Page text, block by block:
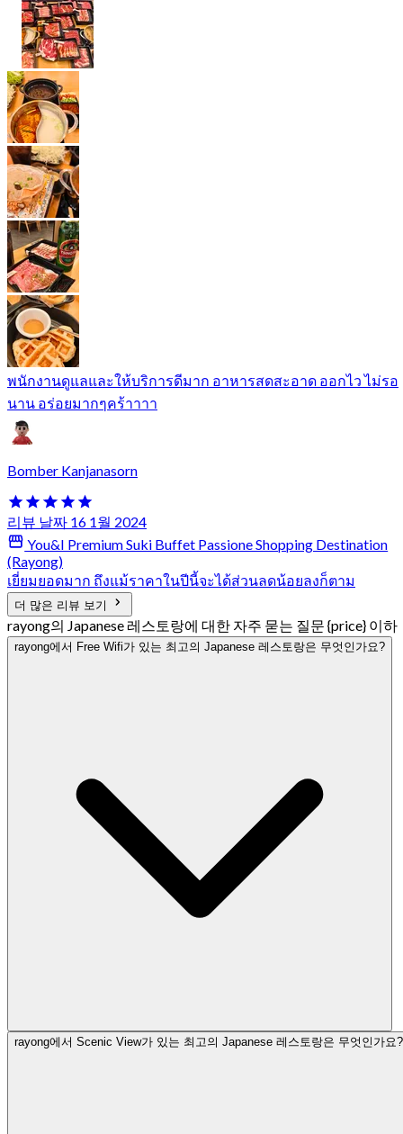
พนักงานดูแลและให้บริการดีมาก อาหารสดสะอาด ออกไว ไม่รอ
นาน อร่อยมากๆคร้าาาา
Bomber Kanjanasorn
리뷰 날짜 16 1월 2024
You&I Premium Suki Buffet Passione Shopping Destination
(Rayong)
เยี่ยมยอดมาก ถึงแม้ราคาในปีนี้จะได้ส่วนลดน้อยลงก็ตาม
더 많은 리뷰 보기
rayong의 Japanese 레스토랑에 대한 자주 묻는 질문 {price} 이하
rayong에서 Free Wifi가 있는 최고의 Japanese 레스토랑은 무엇인가요?
rayong에서 Scenic View가 있는 최고의 Japanese 레스토랑은 무엇인가요?